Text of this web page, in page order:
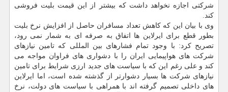
شركتی اجازه نخواهد داشت كه بیشتر از این قیمت بلیت فروشی
كند.
وی با بیان این كه كاهش تعداد مسافران حاصل از افزایش نرخ بلیت
بطور قطع برای ایرلاین ها اتفاق به صرفه ای به شمار نمی رود،
تصریح كرد: با وجود تمام فشارهای بین المللی كه تامین نیازهای
شركت های هواپیمایی ایران را با دشواری های فراوان مواجه می
كند و علی رغم این كه با سیاست های جدید ارزی شرایط برای تامین
نیازهای شركت ها بسیار دشوارتر از گذشته شده است، اما ایرلاین
های داخلی تصمیم گرفته اند با همراهی با سیاست های دولت، نرخ